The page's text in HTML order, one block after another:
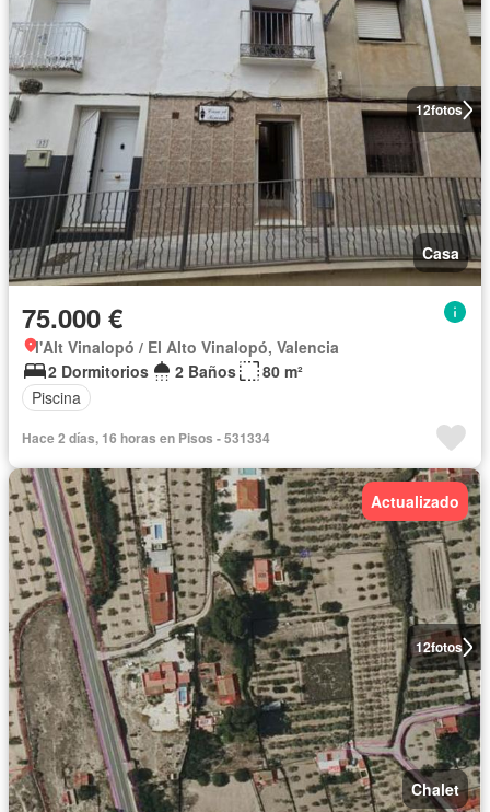
12fotos
Casa
75.000 €
l'Alt Vinalopó / El Alto Vinalopó, Valencia
2 Dormitorios
2 Baños
80 m²
Piscina
Hace 2 días, 16 horas en Pisos - 531334
12fotos
Actualizado
Chalet